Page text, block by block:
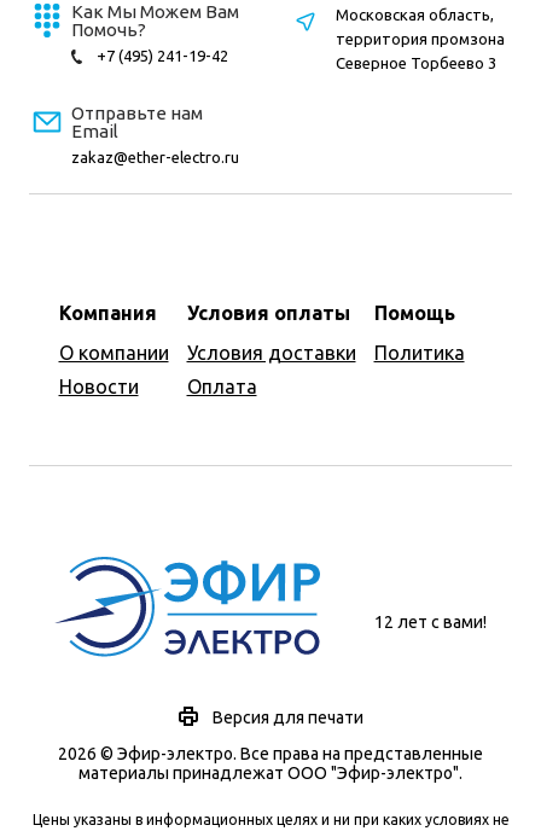
Как Мы Можем Вам
Помочь?
+7 (495) 241-19-42
Отправьте нам
Email
zakaz@ether-electro.ru
Компания
О компании
Новости
Условия оплаты
Условия доставки
Оплата
Помощь
Политика
Московская область,
территория промзона
Северное Торбеево 3
12 лет с вами!
Версия для печати
2026 © Эфир-электро. Все права на представленные
материалы принадлежат ООО "Эфир-электро".
Цены указаны в информационных целях и ни при каких условиях не